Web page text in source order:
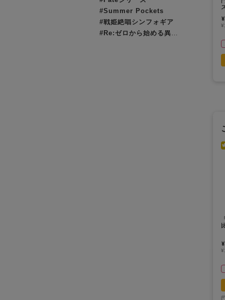
#Summer Pockets
#戦姫絶唱シンフォギア
#Re:ゼロから始める異世界生活（リゼロ）
¥
¥